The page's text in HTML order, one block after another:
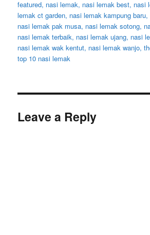
on
featured, nasi lemak, nasi lemak best, nasi
lemak ct garden, nasi lemak kampung baru,
nasi lemak pak musa, nasi lemak sotong,
nasi lemak terbaik, nasi lemak ujang, nasi
nasi lemak wak kentut, nasi lemak wanjo,
top 10 nasi lemak
Leave a Reply